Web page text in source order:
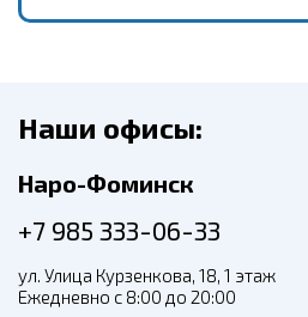
Наши офисы:
Наро-Фоминск
+7 985 333-06-33
ул. Улица Курзенкова, 18, 1 этаж
Ежедневно с 8:00 до 20:00